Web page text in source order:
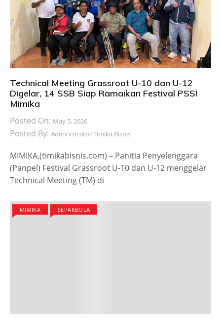
Technical Meeting Grassroot U-10 dan U-12
Digelar, 14 SSB Siap Ramaikan Festival PSSI
Mimika
Posted On: May 5, 2026
Posted By: Administrator Timika Bisnis
MIMIKA,(timikabisnis.com) – Panitia Penyelenggara
(Panpel) Festival Grassroot U-10 dan U-12 menggelar
Technical Meeting (TM) di
MIMIKA SEPAKBOLA